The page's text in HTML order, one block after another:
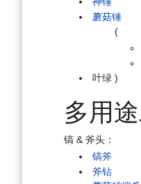
蘑菇锤
叶绿
(
)
多用
镐 & 斧头：
镐斧
斧钻